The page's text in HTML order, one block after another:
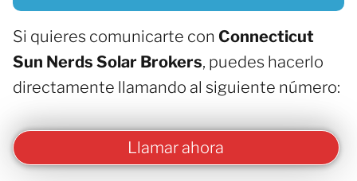
Si quieres comunicarte con Connecticut
Sun Nerds Solar Brokers, puedes hacerlo
directamente llamando al siguiente número:
Llamar ahora